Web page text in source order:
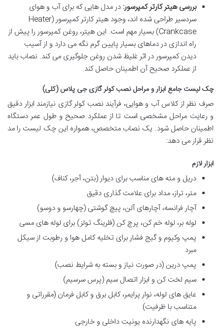
بررسی هیتر کارتر کمپرسور: در مدل هایی که برای آب و هوای
سردسیر طراحی شده اند، وجود هیتر کارتر کمپرسور (Heater
Crankcase) بسیار مهم است. این هیتر، روغن کمپرسور را پیش از
راه اندازی در دماهای بسیار پایین گرم نگه می دارد و از آسیب
دیدن کمپرسور در اثر غلیظ شدن روغن جلوگیری می کند. نصاب باید
از عملکرد صحیح آن اطمینان حاصل کند.
چک لیست جامع ابزار و مراحل نصب کولر گازی جی پلاس (کلی)
صرف نظر از کلاس آب و هوایی، فرآیند نصب کولر گازی نیازمند ابزار دقیق
و رعایت مراحل مشخصی است تا از عملکرد صحیح و طول عمر دستگاه
اطمینان حاصل شود. یک نصاب متخصص، همواره این چک لیست را مد
نظر قرار می دهد:
ابزار لازم
دریل و مته های مناسب برای دیوار (بتن، آجر، کناف)
متر، تراز، مداد برای علامت گذاری دقیق
آچار فرانسه، آچارهای آلن، پیچ گوشتی (چهارسو و دوسو)
لوله بر، لوله خم کن، پرچ کن (فلرینگ تولز) برای لوله های مسی
پمپ وکیوم و گیج فشار برای تخلیه کامل هوا و رطوبت از سیکل
مبرد
پمپ درین (در صورت نیاز و بسته به شرایط نصب)
سیم لخت کن و ابزار اتصال سیم (پرس سرسیم)
عایق های لوله، نوار پرایمر، کابل برق و کابل فرمان (مقرراتی و
متناسب با ظرفیت)
پایه های نگهدارنده یونیت داخلی و خارجی